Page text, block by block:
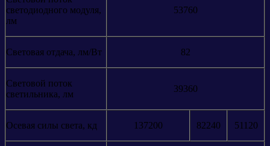
светодиодного модуля,
лм
53760
Световая отдача, лм/Вт 82
Световой поток
светильника, лм
39360
Осевая силы света, кд 137200 82240 51120